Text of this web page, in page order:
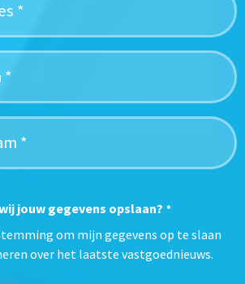
jouw gegevens opslaan? *
om mijn gegevens op te slaan
over het laatste vastgoednieuws.